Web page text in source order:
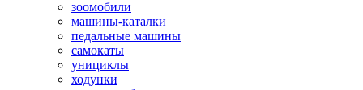
зоомобили
машины-каталки
педальные машины
самокаты
унициклы
ходунки